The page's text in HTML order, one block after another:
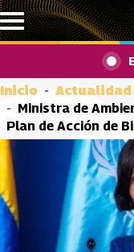
Pasar al contenido
Inicio Actualidad
Ministra de
Plan de Acción de